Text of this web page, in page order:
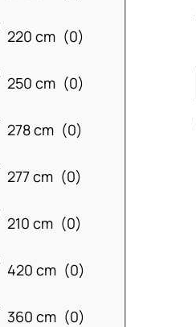
220 cm (0)
250 cm (0)
278 cm (0)
277 cm (0)
210 cm (0)
420 cm (0)
360 cm (0)